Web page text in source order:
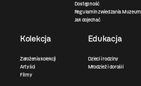
Dostępność
Regulamin zwiedzania Muzeum
Jak dojechać
Kolekcja
Założenia kolekcji
Artyści
Filmy
Edukacja
Dzieci i rodziny
Młodzież i dorośli